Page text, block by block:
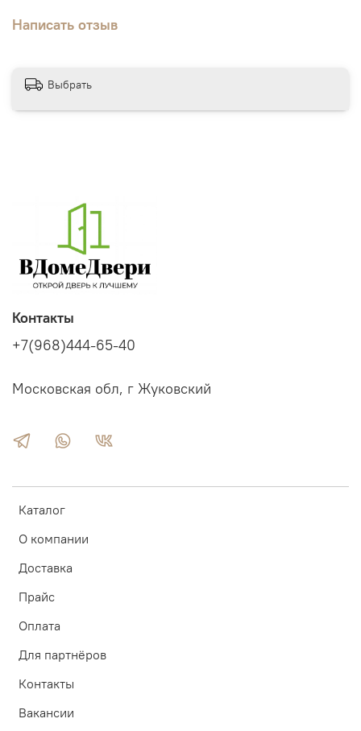
Написать отзыв
Выбрать
Каталог
О компании
Доставка
Прайс
Оплата
Для партнёров
Контакты
Вакансии
Контакты
+7(968)444-65-40
Московская обл, г Жуковский